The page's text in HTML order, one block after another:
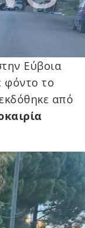
Εύβοια
φόντο το
από